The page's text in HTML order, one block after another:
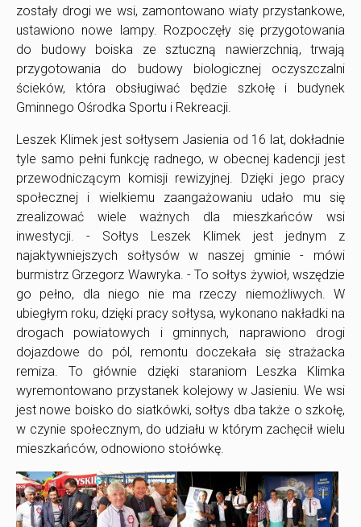
zostały drogi we wsi, zamontowano wiaty przystankowe,
ustawiono nowe lampy. Rozpoczęły się przygotowania
do budowy boiska ze sztuczną nawierzchnią, trwają
przygotowania do budowy biologicznej oczyszczalni
ścieków, która obsługiwać będzie szkołę i budynek
Gminnego Ośrodka Sportu i Rekreacji.
Leszek Klimek jest sołtysem Jasienia od 16 lat, dokładnie
tyle samo pełni funkcję radnego, w obecnej kadencji jest
przewodniczącym komisji rewizyjnej. Dzięki jego pracy
społecznej i wielkiemu zaangażowaniu udało mu się
zrealizować wiele ważnych dla mieszkańców wsi
inwestycji. - Sołtys Leszek Klimek jest jednym z
najaktywniejszych sołtysów w naszej gminie - mówi
burmistrz Grzegorz Wawryka. - To sołtys żywioł, wszędzie
go pełno, dla niego nie ma rzeczy niemożliwych. W
ubiegłym roku, dzięki pracy sołtysa, wykonano nakładki na
drogach powiatowych i gminnych, naprawiono drogi
dojazdowe do pól, remontu doczekała się strażacka
remiza. To głównie dzięki staraniom Leszka Klimka
wyremontowano przystanek kolejowy w Jasieniu. We wsi
jest nowe boisko do siatkówki, sołtys dba także o szkołę,
w czynie społecznym, do udziału w którym zachęcił wielu
mieszkańców, odnowiono stołówkę.